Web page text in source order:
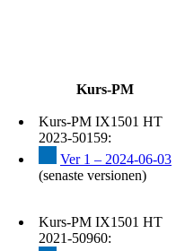
Kurs-PM
Kurs-PM IX1501 HT
2023-50159:
Ver 1 – 2024-06-03
(senaste versionen)
Kurs-PM IX1501 HT
2021-50960: